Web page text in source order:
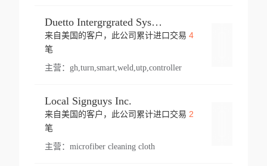
Duetto Intergrgrated Systems Inc.
来自美国的客户，此公司累计进口交易 4
笔
主营： gh,turn,smart,weld,utp,controller
Local Signguys Inc.
来自美国的客户，此公司累计进口交易 2
笔
主营： microfiber cleaning cloth